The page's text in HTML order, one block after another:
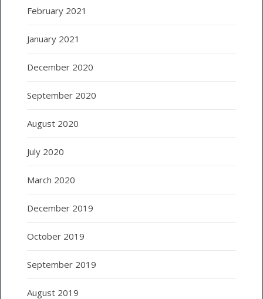
February 2021
January 2021
December 2020
September 2020
August 2020
July 2020
March 2020
December 2019
October 2019
September 2019
August 2019